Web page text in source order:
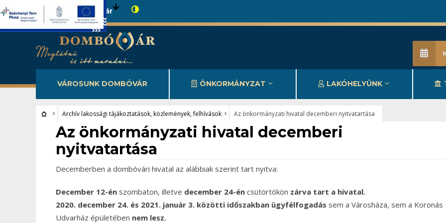
Városunk Dombóvár
VÁROSUNK DOMBÓVÁR ÖNKORMÁNYZAT LAKÓHELYÜNK
Archív lakossági tájákoztatások, közlemények, felhívások Az önkormányzati hivatal decemberi nyitvatartása
Archív lakossági tájákoztatások, közlemények, felhívások
Az önkormányzati hivatal decemberi
nyitvatartása
Decemberben a dombóvári hivatal az alábbiak szerint tart nyitva:
December 12-én szombaton, illetve december 24-én csütörtökön zárva tart a hivatal.
2020. december 24. és 2021. január 3. közötti időszakban ügyfélfogadás sem a Városháza, sem a Koronás
Udvarház épületében nem lesz.